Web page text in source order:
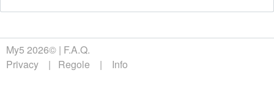
My5 2026© F.A.Q.
Privacy
Regole Info